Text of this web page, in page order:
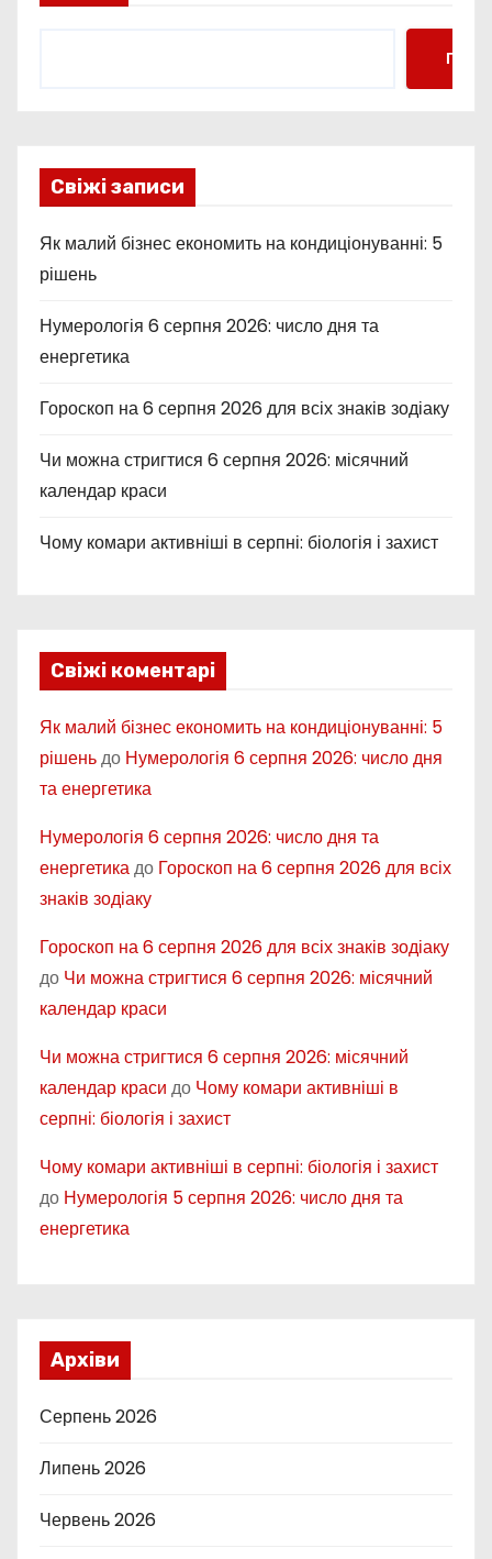
Свіжі записи
Як малий бізнес економить на кондиціонуванні: 5
рішень
Нумерологія 6 серпня 2026: число дня та
енергетика
Гороскоп на 6 серпня 2026 для всіх знаків зодіаку
Чи можна стригтися 6 серпня 2026: місячний
календар краси
Чому комари активніші в серпні: біологія і захист
Свіжі коментарі
Як малий бізнес економить на кондиціонуванні: 5
рішеньдо Нумерологія 6 серпня 2026: число дня
та енергетика
Нумерологія 6 серпня 2026: число дня та
енергетикадо Гороскоп на 6 серпня 2026 для всіх
знаків зодіаку
Гороскоп на 6 серпня 2026 для всіх знаків зодіаку
до Чи можна стригтися 6 серпня 2026: місячний
календар краси
Чи можна стригтися 6 серпня 2026: місячний
календар краси до Чому комари активніші в
серпні: біологія і захист
Чому комари активніші в серпні: біологія і захист
до Нумерологія 5 серпня 2026: число дня та
енергетика
Архіви
Серпень 2026
Липень 2026
Червень 2026